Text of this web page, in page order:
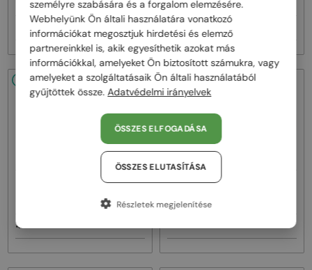
48/72
Napszemüvegek
48 000 Ft
48/72 -20%
Celine—Napszemüvegek
CL40242I - 01B - 53
személyre szabására és a forgalom elemzésére.
Webhelyünk Ön általi használatára vonatkozó
információkat megosztjuk hirdetési és elemző
partnereinkkel is, akik egyesíthetik azokat más
információkkal, amelyeket Ön biztosított számukra, vagy
amelyeket a szolgáltatásaik Ön általi használatából
gyűjtöttek össze. Adatvédelmi irányelvek
ÖSSZES ELFOGADÁSA
ÖSSZES ELUTASÍTÁSA
Részletek megjelenítése